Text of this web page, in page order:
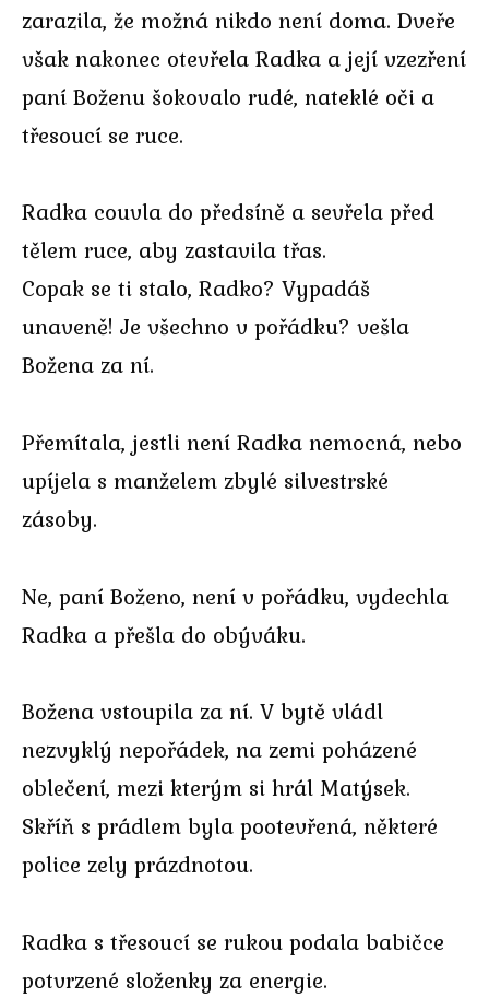
zarazila, že možná nikdo není doma. Dveře
však nakonec otevřela Radka a její vzezření
paní Boženu šokovalo rudé, nateklé oči a
třesoucí se ruce.
Radka couvla do předsíně a sevřela před
tělem ruce, aby zastavila třas.
Copak se ti stalo, Radko? Vypadáš
unaveně! Je všechno v pořádku? vešla
Božena za ní.
Přemítala, jestli není Radka nemocná, nebo
upíjela s manželem zbylé silvestrské
zásoby.
Ne, paní Boženo, není v pořádku, vydechla
Radka a přešla do obýváku.
Božena vstoupila za ní. V bytě vládl
nezvyklý nepořádek, na zemi poházené
oblečení, mezi kterým si hrál Matýsek.
Skříň s prádlem byla pootevřená, některé
police zely prázdnotou.
Radka s třesoucí se rukou podala babičce
potvrzené složenky za energie.